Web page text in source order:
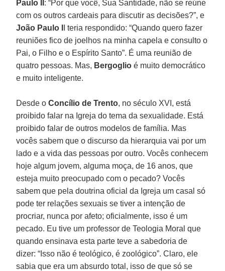
Paulo II : “Por que você, Sua Santidade, não se reúne
com os outros cardeais para discutir as decisões?”, e
João Paulo I
I teria respondido: “Quando quero fazer
reuniões fico de joelhos na minha capela e consulto o
Pai, o Filho e o Espírito Santo”. É uma reunião de
quatro pessoas. Mas, Bergoglio é muito democrático
e muito inteligente.
Desde oConcílio de Trento, no século XVI, está
proibido falar na Igreja do tema da sexualidade. Está
proibido falar de outros modelos de família. Mas
vocês sabem que o discurso da hierarquia vai por um
lado e a vida das pessoas por outro. Vocês conhecem
hoje algum jovem, alguma moça, de 16 anos, que
esteja muito preocupado com o pecado? Vocês
sabem que pela doutrina oficial da Igreja um casal só
pode ter relações sexuais se tiver a intenção de
procriar, nunca por afeto; oficialmente, isso é um
pecado. Eu tive um professor de Teologia Moral que
quando ensinava esta parte teve a sabedoria de
dizer: “Isso não é teológico, é zoológico”. Claro, ele
sabia que era um absurdo total, isso de que só se